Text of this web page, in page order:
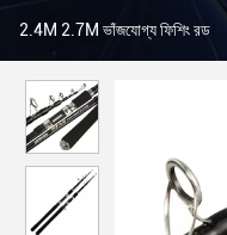
2.4M 2.7M ভাঁজযোগ্য ফিশিং রড